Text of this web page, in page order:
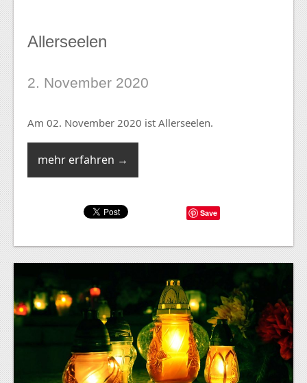
Allerseelen
2. November 2020
Am 02. November 2020 ist Allerseelen.
mehr erfahren →
Save